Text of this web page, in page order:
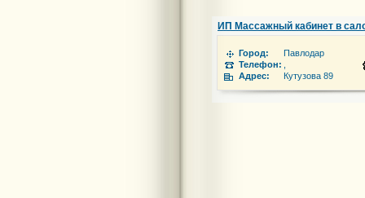
ИП Массажный кабинет в
Город:
Павлодар
Телефон:
Адрес:
Кутузова 89